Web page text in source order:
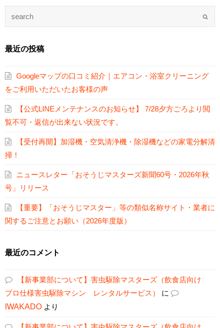
最近の投稿
Googleマップの口コミ紹介｜エアコン・浴室クリーニング
をご利用いただいたお客様の声
【公式LINEメンテナンスのお知らせ】 7/28夕方ごろより閲
覧不可・返信が出来ない状況です。
【受付再開】加湿機・空気清浄機・除湿機などの家電分解清
掃！
ニュースレター「おそうじマスターズ新聞60号・2026年秋
号」リリース
【重要】「おそうじマスター」等の類似名称サイト・業者に
関するご注意とお願い（2026年度版）
最近のコメント
【新事業部について】害虫駆除マスターズ（飲食店向け
プロ仕様害虫駆除マシン レンタルサービス）
に
IWAKADO より